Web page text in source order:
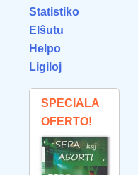
Statistiko
Elŝutu
Helpo
Ligiloj
SPECIALA
OFERTO!